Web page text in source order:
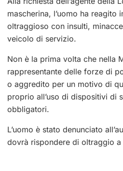
mascherina, l’uomo ha reagito
oltraggioso con insulti,
veicolo di servizio.
Non è la prima volta che nella
rappresentante delle forze di
o aggredito per un motivo di
proprio all’uso di dispositivi di
obbligatori.
L’uomo è stato denunciato
dovrà rispondere di oltraggio